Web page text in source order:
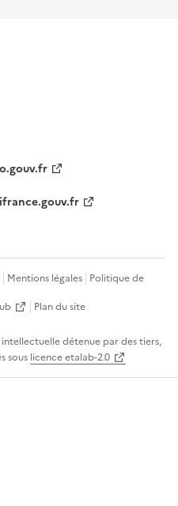
Mentions légales Politique de
Plan du site
détenue par des tiers,
sous licence etalab-2.0